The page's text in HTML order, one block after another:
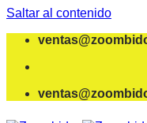
Saltar al contenido